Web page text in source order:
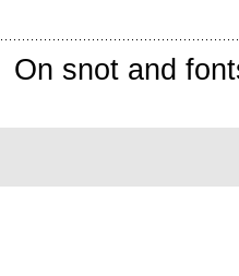
On snot and